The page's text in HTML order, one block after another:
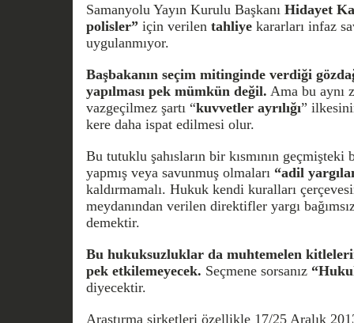
Samanyolu Yayın Kurulu Başkanı Hidayet
polisler”için verilen tahliyekararları infaz
uygulanmıyor.
Başbakanın seçim mitinginde verdiği
yapılması pek mümkün değil. Ama bu aynı
vazgeçilmez şartı “kuvvetler ayrılığı”
kere daha ispat edilmesi olur.
Bu tutuklu şahısların bir kısmının geçmişteki
yapmış veya savunmuş olmaları “adil
kaldırmamalı. Hukuk kendi kuralları
meydanından verilen direktifler yargı
demektir.
Bu hukuksuzluklar da muhtemelen
pek etkilemeyecek. Seçmene sorsanız
diyecektir.
Araştırma şirketleri özellikle 17/25 Aralık